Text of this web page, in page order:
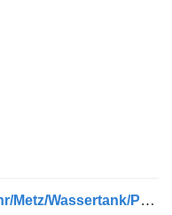
Mercedes-Benz 814 D/Feuerwehr/Metz/Wassertank/Pumpe